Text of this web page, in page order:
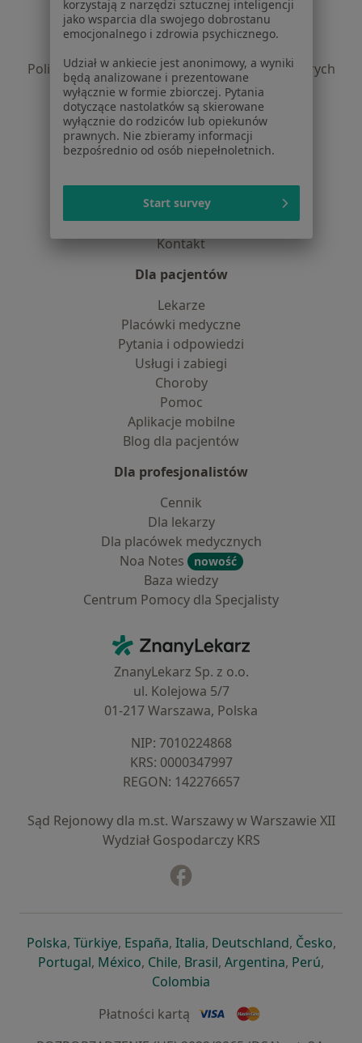
Regulamin
Polityka prywatności pacjentów
Polityka prywatności dla profesjonalistów, których
dane pozyskaliśmy samodzielnie
Polityka cookies
Jak działają wyniki wyszukiwania
Dostępność
Praca Rekrutujemy!
Partnerzy
Centrum prasowe
Kontakt
Dla pacjentów
Lekarze
Placówki medyczne
Pytania i odpowiedzi
Usługi i zabiegi
Choroby
Pomoc
Aplikacje mobilne
Blog dla pacjentów
Dla profesjonalistów
Cennik
Dla lekarzy
Dla placówek medycznych
Noa Notes
nowość
Baza wiedzy
Centrum Pomocy dla Specjalisty
ZnanyLekarz - Strona główna
ZnanyLekarz Sp. z o.o.
ul. Kolejowa 5/7
01-217 Warszawa, Polska
NIP: ⁠7010224868
KRS: ⁠0000347997
REGON: ⁠142276657
Sąd Rejonowy dla m.st. Warszawy w Warszawie XII
Wydział Gospodarczy KRS
Polskaotwiera się w nowej karcie
, Türkiyeotwiera się w nowej karcie
, Españaotwiera się w nowej karcie
, Italiaotwiera się w nowej
, Deutschlandotwiera się
, Česko,
Portugalotwiera się w nowej karcie
, Méxicootwiera się w nowej karcie
, Chileotwiera się w nowej karcie
, Brasilotwiera się w nowej
, Argentinaotwiera się
, Perú,
Colombia
Płatności kartą
korzystają z narzędzi sztucznej inteligencji
jako wsparcia dla swojego dobrostanu
emocjonalnego i zdrowia psychicznego.
Udział w ankiecie jest anonimowy, a wyniki
będą analizowane i prezentowane
wyłącznie w formie zbiorczej. Pytania
dotyczące nastolatków są skierowane
wyłącznie do rodziców lub opiekunów
prawnych. Nie zbieramy informacji
bezpośrednio od osób niepełnoletnich.
Start survey